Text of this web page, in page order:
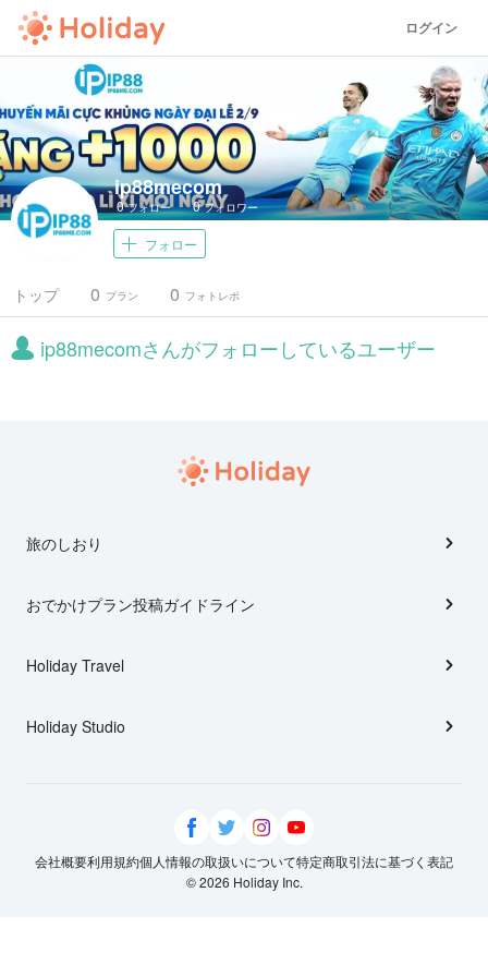
ログイン
ip88mecom
0フォロー 0フォロワー
フォロー
トップ プラン
0 フォトレポ
0
ip88mecomさんがフォローしているユーザー
旅のしおり
おでかけプラン投稿ガイドライン
Holiday Travel
Holiday Studio
会社概要利用規約個人情報の取扱いについて特定商取引法に基づく表記
© 2026 Holiday Inc.